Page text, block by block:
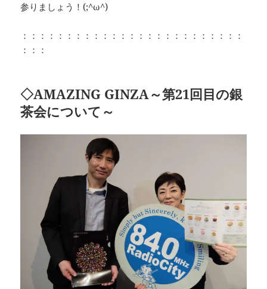
参りましょう！(;^ω^)
：：：：：：：：：：：：：：：：：：：：：：：：：
：：：
◇AMAZING GINZA～第21回目の銀
茶会について～